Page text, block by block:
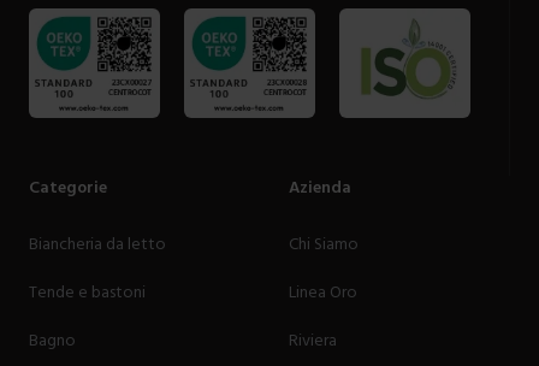
Categorie
Biancheria da letto
Tende e bastoni
Bagno
Azienda
Chi Siamo
Linea Oro
Riviera